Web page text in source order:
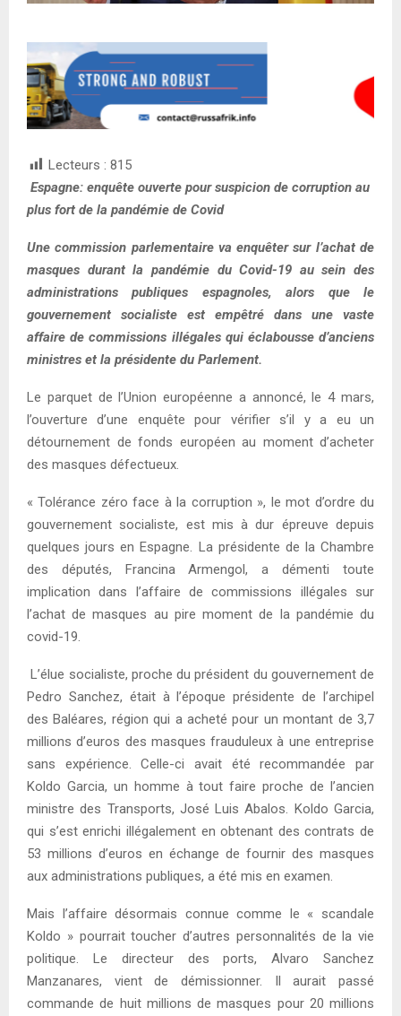
Lecteurs : 815
Espagne: enquête ouverte pour suspicion de corruption au
plus fort de la pandémie de Covid
Une commission parlementaire va enquêter sur l’achat de
masques durant la pandémie du Covid-19 au sein des
administrations publiques espagnoles, alors que le
gouvernement socialiste est empêtré dans une vaste
affaire de commissions illégales qui éclabousse d’anciens
ministres et la présidente du Parlement.
Le parquet de l’Union européenne a annoncé, le 4 mars,
l’ouverture d’une enquête pour vérifier s’il y a eu un
détournement de fonds européen au moment d’acheter
des masques défectueux.
« Tolérance zéro face à la corruption », le mot d’ordre du
gouvernement socialiste, est mis à dur épreuve depuis
quelques jours en Espagne. La présidente de la Chambre
des députés, Francina Armengol, a démenti toute
implication dans l’affaire de commissions illégales sur
l’achat de masques au pire moment de la pandémie du
covid-19.
L’élue socialiste, proche du président du gouvernement de
Pedro Sanchez, était à l’époque présidente de l’archipel
des Baléares, région qui a acheté pour un montant de 3,7
millions d’euros des masques frauduleux à une entreprise
sans expérience. Celle-ci avait été recommandée par
Koldo Garcia, un homme à tout faire proche de l’ancien
ministre des Transports, José Luis Abalos. Koldo Garcia,
qui s’est enrichi illégalement en obtenant des contrats de
53 millions d’euros en échange de fournir des masques
aux administrations publiques, a été mis en examen.
Mais l’affaire désormais connue comme le « scandale
Koldo » pourrait toucher d’autres personnalités de la vie
politique. Le directeur des ports, Alvaro Sanchez
Manzanares, vient de démissionner. Il aurait passé
commande de huit millions de masques pour 20 millions